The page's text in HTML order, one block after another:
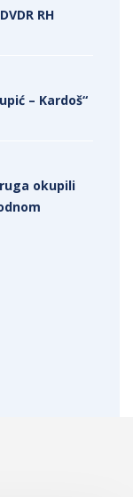
RH
– Kardoš“
okupili